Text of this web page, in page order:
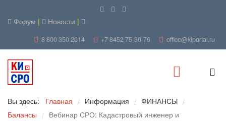
Форум | Новости |
8 800 350 2014 +7 8452 75-30-76 office@kiportal.ru
Вы здесь: Главная / Информация / ФИНАНСЫ /
Балансы / Вебинар СРО: Кадастровый инженер и